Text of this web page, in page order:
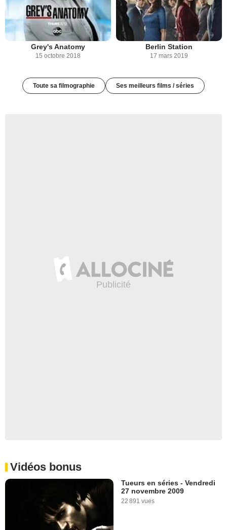
Grey's Anatomy
15 octobre 2018
Berlin Station
17 mars 2019
Toute sa filmographie Ses meilleurs films / séries
Vidéos bonus
Tueurs en séries - Vendredi
27 novembre 2009
22 891 vues